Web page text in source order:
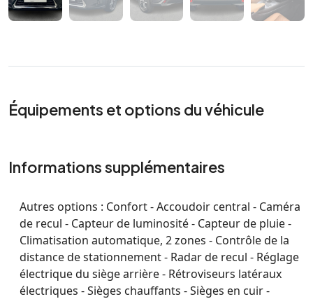
Équipements et options du véhicule
Informations supplémentaires
Autres options : Confort - Accoudoir central - Caméra
de recul - Capteur de luminosité - Capteur de pluie -
Climatisation automatique, 2 zones - Contrôle de la
distance de stationnement - Radar de recul - Réglage
électrique du siège arrière - Rétroviseurs latéraux
électriques - Sièges chauffants - Sièges en cuir -